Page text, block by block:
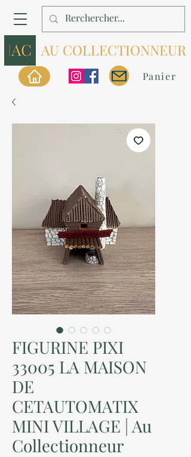
AU COLLECTIONNEUR
Panier
FIGURINE PIXI
33005 LA MAISON
DE
CETAUTOMATIX
MINI VILLAGE | Au
Collectionneur